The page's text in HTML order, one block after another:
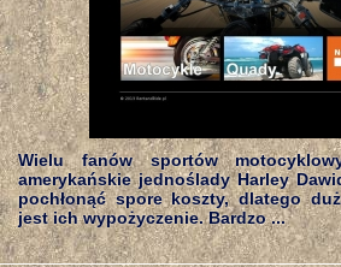
Wielu fanów sportów
amerykańskie jednoślady Harley
pochłonąć spore koszty, dlatego
jest ich wypożyczenie. Bardzo ...